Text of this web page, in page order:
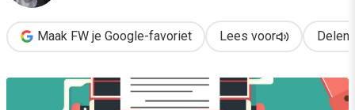
Maak FW je Google-favoriet Lees voor Delen